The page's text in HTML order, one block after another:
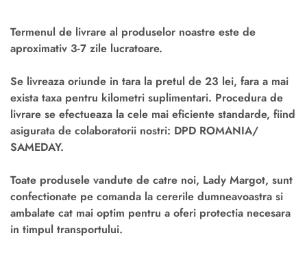
Termenul de livrare al produselor noastre este de
aproximativ 3-7 zile lucratoare.
Se livreaza oriunde in tara la pretul de 23 lei, fara a mai
exista taxa pentru kilometri suplimentari. Procedura de
livrare se efectueaza la cele mai eficiente standarde, fiind
asigurata de colaboratorii nostri: DPD ROMANIA/
SAMEDAY.
Toate produsele vandute de catre noi, Lady Margot, sunt
confectionate pe comanda la cererile dumneavoastra si
ambalate cat mai optim pentru a oferi protectia necesara
in timpul transportului.